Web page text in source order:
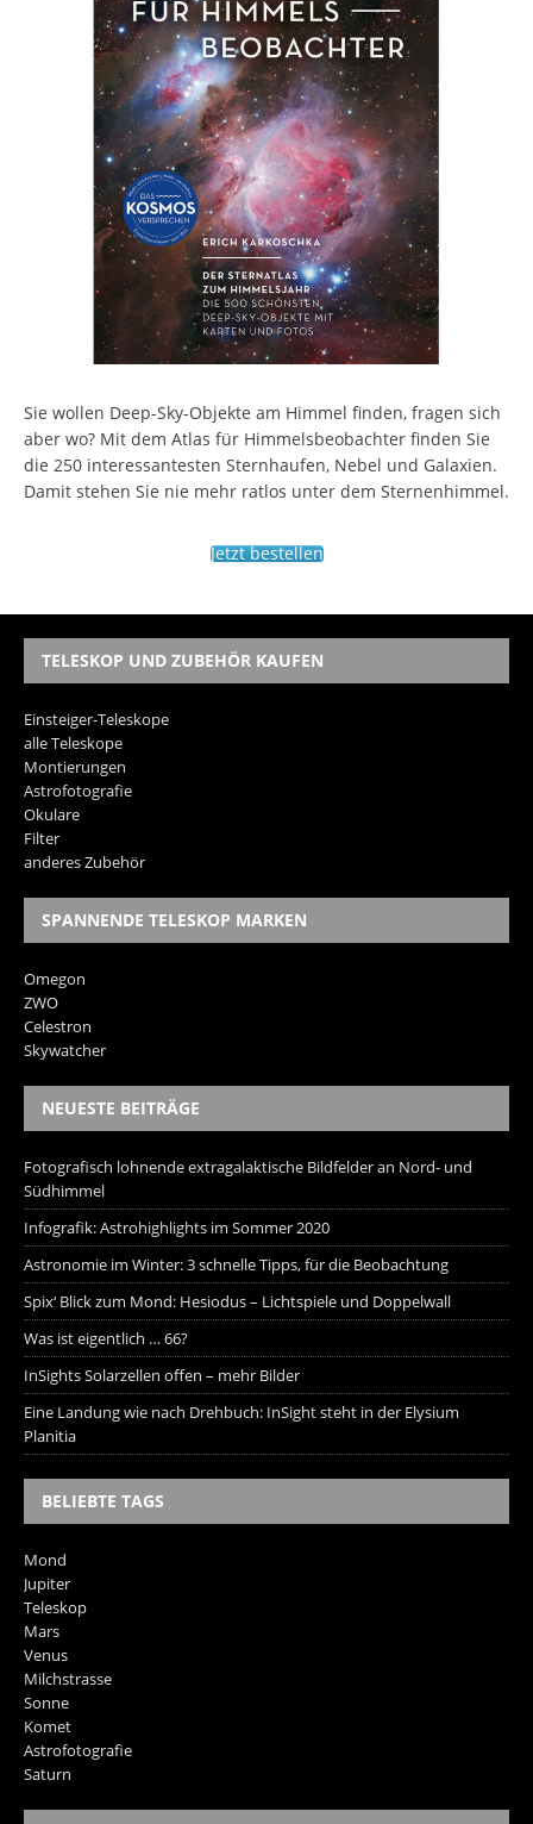
Sie wollen Deep-Sky-Objekte am Himmel finden, fragen sich
aber wo? Mit dem Atlas für Himmelsbeobachter finden Sie
die 250 interessantesten Sternhaufen, Nebel und Galaxien.
Damit stehen Sie nie mehr ratlos unter dem Sternenhimmel.
Jetzt bestellen
TELESKOP UND ZUBEHÖR KAUFEN
Einsteiger-Teleskope
alle Teleskope
Montierungen
Astrofotografie
Okulare
Filter
anderes Zubehör
SPANNENDE TELESKOP MARKEN
Omegon
ZWO
Celestron
Skywatcher
NEUESTE BEITRÄGE
Fotografisch lohnende extragalaktische Bildfelder an Nord- und
Südhimmel
Infografik: Astrohighlights im Sommer 2020
Astronomie im Winter: 3 schnelle Tipps, für die Beobachtung
Spix‘ Blick zum Mond: Hesiodus – Lichtspiele und Doppelwall
Was ist eigentlich … 66?
InSights Solarzellen offen – mehr Bilder
Eine Landung wie nach Drehbuch: InSight steht in der Elysium
Planitia
BELIEBTE TAGS
Mond
Jupiter
Teleskop
Mars
Venus
Milchstrasse
Sonne
Komet
Astrofotografie
Saturn